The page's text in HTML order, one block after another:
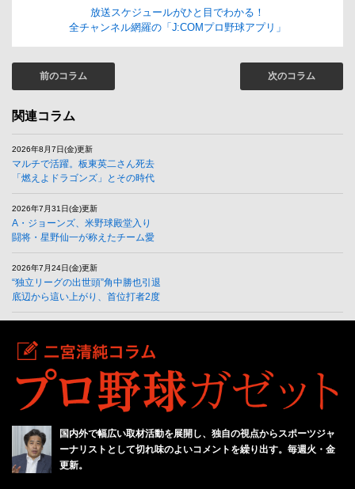
放送スケジュールがひと目でわかる！
全チャンネル網羅の「J:COMプロ野球アプリ」
前のコラム 次のコラム
関連コラム
2026年8月7日(金)更新
マルチで活躍。板東英二さん死去
「燃えよドラゴンズ」とその時代
2026年7月31日(金)更新
A・ジョーンズ、米野球殿堂入り
闘将・星野仙一が称えたチーム愛
2026年7月24日(金)更新
“独立リーグの出世頭”角中勝也引退
底辺から這い上がり、首位打者2度
国内外で幅広い取材活動を展開し、独自の視点からスポーツジャ
ーナリストとして切れ味のよいコメントを繰り出す。毎週火・金
更新。